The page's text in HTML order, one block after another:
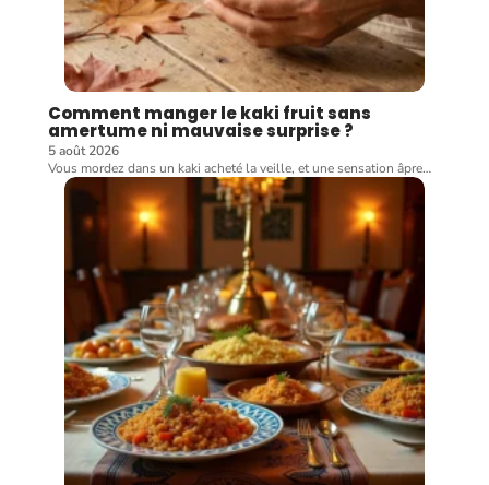
Comment manger le kaki fruit sans
amertume ni mauvaise surprise ?
5 août 2026
Vous mordez dans un kaki acheté la veille, et une sensation âpre…